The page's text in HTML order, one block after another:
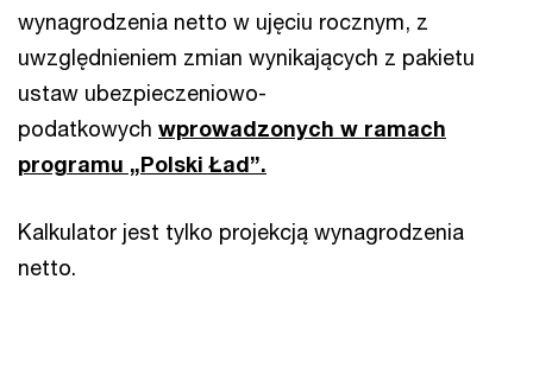
wynagrodzenia netto w ujęciu rocznym, z
uwzględnieniem zmian wynikających z pakietu
ustaw ubezpieczeniowo-
podatkowych wprowadzonych w ramach
programu „Polski Ład”.
Kalkulator jest tylko projekcją wynagrodzenia
netto.